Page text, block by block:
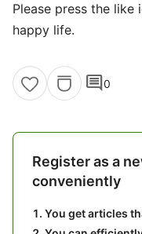
Please press the
happy life.
comment0
Register as a
conveniently
You get articles